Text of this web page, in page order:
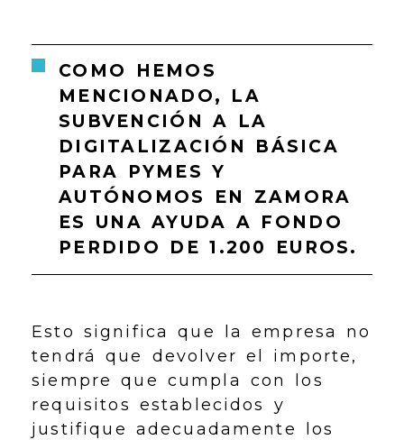
COMO HEMOS
MENCIONADO, LA
SUBVENCIÓN A LA
DIGITALIZACIÓN BÁSICA
PARA PYMES Y
AUTÓNOMOS EN ZAMORA
ES UNA AYUDA A FONDO
PERDIDO DE 1.200 EUROS.
Esto significa que la empresa no
tendrá que devolver el importe,
siempre que cumpla con los
requisitos establecidos y
justifique adecuadamente los